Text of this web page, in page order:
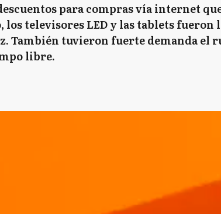
para compras vía internet
los televisores LED y las tablets fueron
También tuvieron fuerte demanda el
libre.